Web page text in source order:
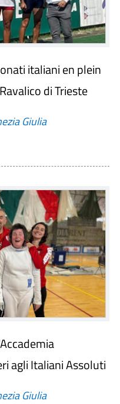
italiani en plein
di Trieste
Giulia
agli Italiani Assoluti
Giulia